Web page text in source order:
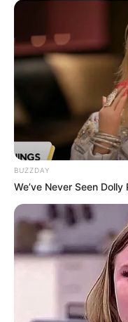
5. Adicione os
com um pano
esfriar por cerca de
BUZZDAY
We’ve Never Seen